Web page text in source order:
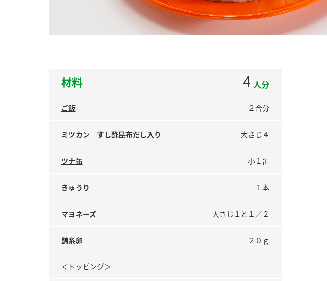
材料 4 人分
ご飯 ２合分
ミツカン すし酢昆布だし入り 大さじ４
ツナ缶 小１缶
きゅうり １本
マヨネーズ 大さじ１と１／２
錦糸卵 ２０ｇ
＜トッピング＞